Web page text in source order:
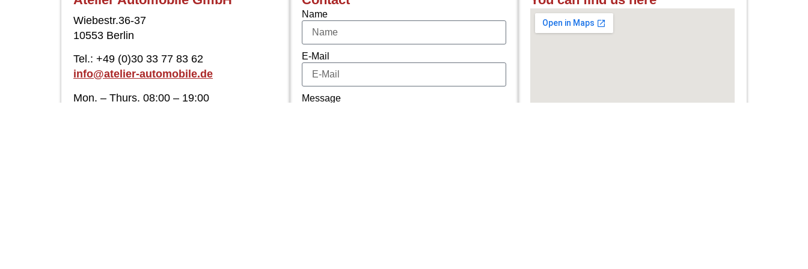
Wiebestr.36-37
10553 Berlin
Tel.: +49 (0)30 33 77 83 62
info@atelier-automobile.de
Mon. – Thurs. 08:00 – 19:00
Name
E-Mail
Message